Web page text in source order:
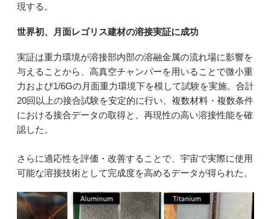
現する。
世界初、月面レゴリス建材の溶接実証に成功
実証は重力環境が溶接部内部の溶融金属の流れ場に影響を
与えることから、高真空チャンバーを用いることで微小重
力および1/6Gの月面重力環境下を模して試験を実施。合計
20回以上の接合試験を安定的に行い、複数材料・複数条件
における接合データの取得と、再現性の高い溶接性能を確
認した。
さらに適応性を評価・改善することで、宇宙で実際に使用
可能な溶接技術として完成度を高めるデータが得られた。